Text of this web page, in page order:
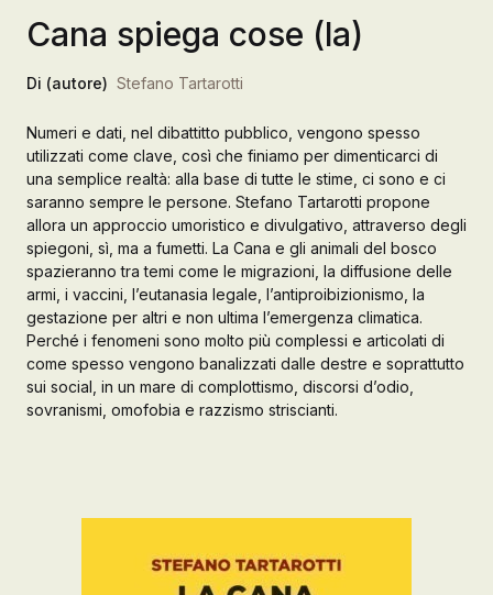
L’Edicola & eventi
Galleria d’Arte
Contattaci
di me
password?
Registrazione
Creare un account
Cana spiega cose (la)
Di (autore) Stefano Tartarotti
Numeri e dati, nel dibattitto pubblico, vengono spesso
utilizzati come clave, così che finiamo per dimenticarci di
una semplice realtà: alla base di tutte le stime, ci sono e ci
saranno sempre le persone. Stefano Tartarotti propone
allora un approccio umoristico e divulgativo, attraverso degli
spiegoni, sì, ma a fumetti. La Cana e gli animali del bosco
spazieranno tra temi come le migrazioni, la diffusione delle
armi, i vaccini, l’eutanasia legale, l’antiproibizionismo, la
gestazione per altri e non ultima l’emergenza climatica.
Perché i fenomeni sono molto più complessi e articolati di
come spesso vengono banalizzati dalle destre e soprattutto
sui social, in un mare di complottismo, discorsi d’odio,
sovranismi, omofobia e razzismo striscianti.